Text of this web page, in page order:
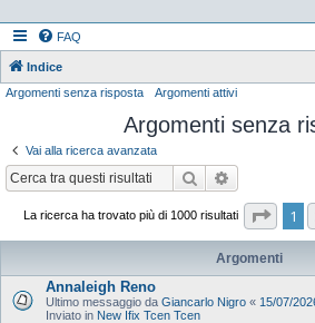
FAQ
Indice
Argomenti senza risposta Argomenti attivi
Argomenti senza
Vai alla ricerca avanzata
Cerca
La ricerca ha trovato più di 1000 risultati 1
Argomenti
Annaleigh Reno
Ultimo messaggio da Giancarlo Nigro « 15/07/
Inviato in New Ifix Tcen Tcen